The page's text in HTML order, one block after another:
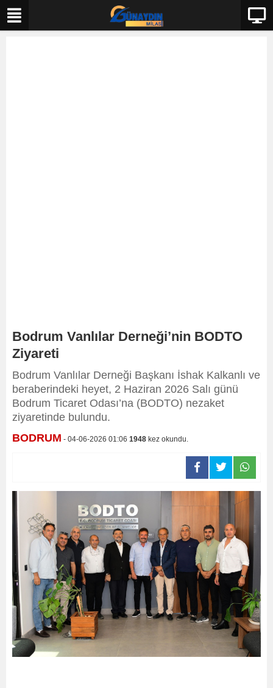
Bodrum Vanlılar Derneği’nin BODTO
Ziyareti
Bodrum Vanlılar Derneği Başkanı İshak Kalkanlı ve
beraberindeki heyet, 2 Haziran 2026 Salı günü
Bodrum Ticaret Odası’na (BODTO) nezaket
ziyaretinde bulundu.
BODRUM - 04-06-2026 01:06 1948 kez okundu.